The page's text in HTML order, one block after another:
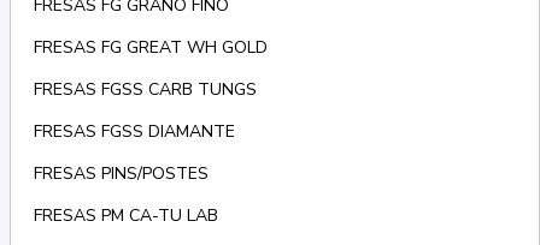
FRESAS FG GRANO FINO
FRESAS FG GREAT WH GOLD
FRESAS FGSS CARB TUNGS
FRESAS FGSS DIAMANTE
FRESAS PINS/POSTES
FRESAS PM CA-TU LAB